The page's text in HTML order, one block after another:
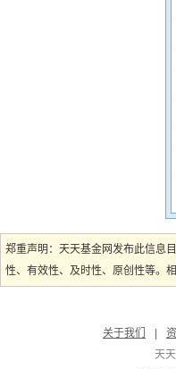
郑重声明：天天基金网发布此信息
性、有效性、及时性、原创性等。
关于我们
天